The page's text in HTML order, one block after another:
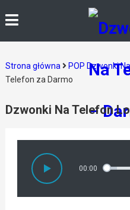
Strona główna POP Dzwonki
Telefon za Darmo
Dzwonki Na Telefon
00:00